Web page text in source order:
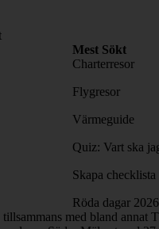
Mest Sökt
Charterresor
Flygresor
Värmeguide
Quiz: Vart ska
Skapa
Röda dagar 2026
med bland